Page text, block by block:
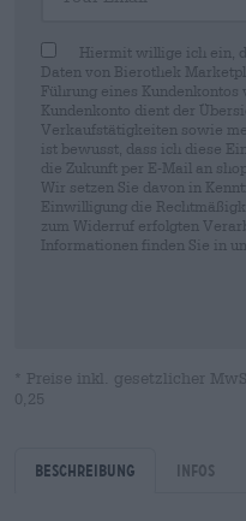
Hiermit willige ich ein,
Daten von Bierothek
Führung eines
Kundenkonto dient der
Verkaufstätigkeiten sowie
ist bewusst, dass ich diese
die Zukunft per E-Mail an
Wir setzen Sie davon in
Einwilligung die
zum Widerruf erfolgten
Informationen finden Sie in
* Preise inkl. gesetzlicher
0,25
Beschreibung Infos